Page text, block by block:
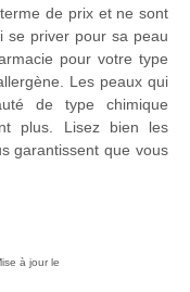
de prix et ne sont
se priver pour sa peau
pour votre type
Les peaux qui
de type chimique
plus. Lisez bien les
garantissent que vous
à jour le